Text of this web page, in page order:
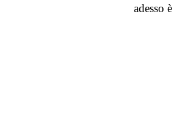
adesso è